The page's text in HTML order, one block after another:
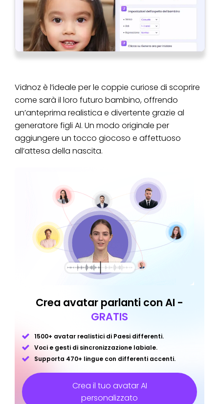
Vidnoz è l’ideale per le coppie curiose di scoprire
come sarà il loro futuro bambino, offrendo
un’anteprima realistica e divertente grazie al
generatore figli AI. Un modo originale per
aggiungere un tocco giocoso e affettuoso
all’attesa della nascita.
Crea avatar parlanti con AI -
GRATIS
1500+ avatar realistici di Paesi differenti.
Voci e gesti di sincronizzazione labiale.
Supporta 470+ lingue con differenti accenti.
Crea il tuo avatar AI
personalizzato